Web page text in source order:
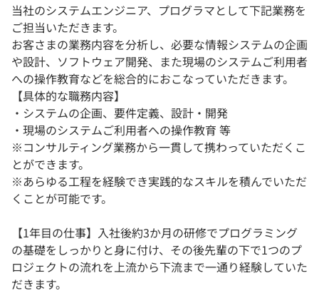
当社のシステムエンジニア、プログラマとして下記業務を
ご担当いただきます。
お客さまの業務内容を分析し、必要な情報システムの企画
や設計、ソフトウェア開発、また現場のシステムご利用者
への操作教育などを総合的におこなっていただきます。
【具体的な職務内容】
・システムの企画、要件定義、設計・開発
・現場のシステムご利用者への操作教育 等
※コンサルティング業務から一貫して携わっていただくこ
とができます。
※あらゆる工程を経験でき実践的なスキルを積んでいただ
くことが可能です。
【1年目の仕事】入社後約3か月の研修でプログラミング
の基礎をしっかりと身に付け、その後先輩の下で1つのプ
ロジェクトの流れを上流から下流まで一通り経験していた
だきます。